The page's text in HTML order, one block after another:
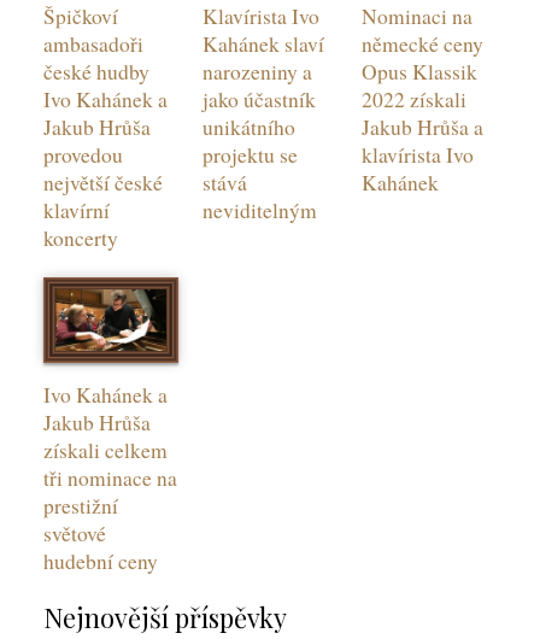
Špičkoví
ambasadoři
české hudby
Ivo Kahánek a
Jakub Hrůša
provedou
největší české
klavírní
koncerty
Klavírista Ivo
Kahánek slaví
narozeniny a
jako účastník
unikátního
projektu se
stává
neviditelným
Nominaci na
německé ceny
Opus Klassik
2022 získali
Jakub Hrůša a
klavírista Ivo
Kahánek
Ivo Kahánek a
Jakub Hrůša
získali celkem
tři nominace na
prestižní
světové
hudební ceny
Nejnovější příspěvky